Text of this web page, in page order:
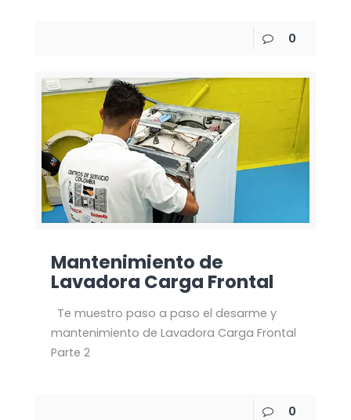
0
Mantenimiento de
Lavadora Carga Frontal
Te muestro paso a paso el desarme y
mantenimiento de Lavadora Carga Frontal
Parte 2
0